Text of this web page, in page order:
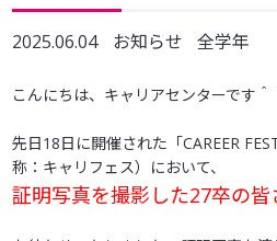
卒業生の方
2025.06.04 お知らせ 全学年
こんにちは、キャリアセンターです＾
先日18日に開催された「CAREER
称：キャリフェス）において、
証明写真を撮影した27卒の皆